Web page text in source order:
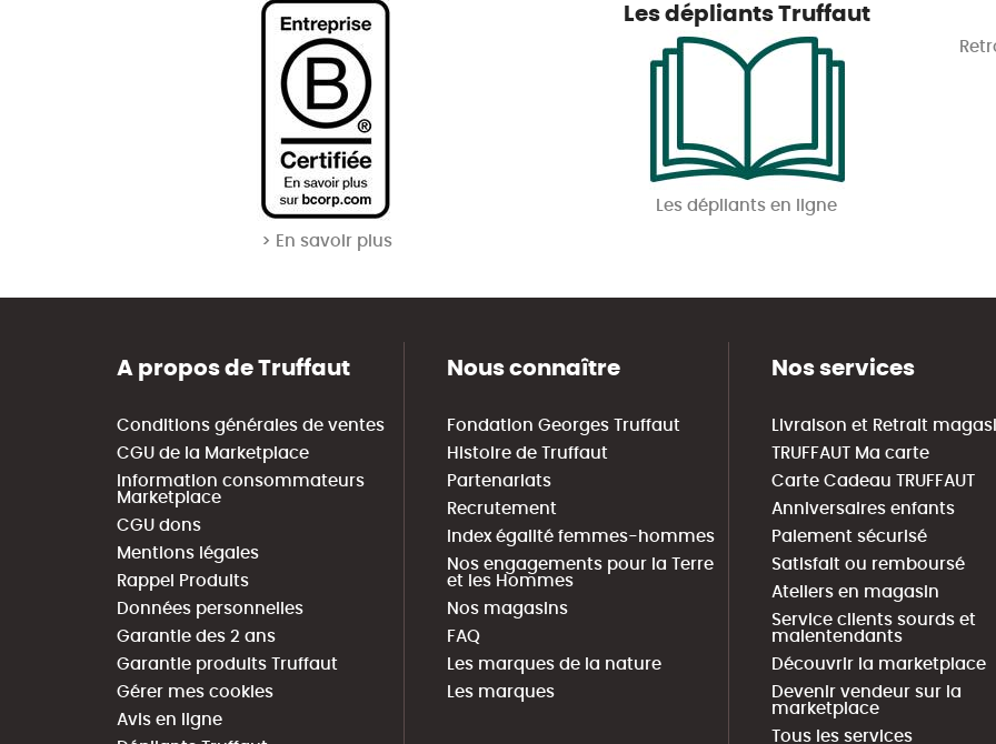
> En savoir plus
Les dépliants Truffaut
Les dépliants en ligne
A propos de Truffaut
Conditions générales de ventes
CGU de la Marketplace
Information consommateurs
Marketplace
CGU dons
Mentions légales
Rappel Produits
Données personnelles
Garantie des 2 ans
Garantie produits Truffaut
Gérer mes cookies
Avis en ligne
Nous connaître
Fondation Georges Truffaut
Histoire de Truffaut
Partenariats
Recrutement
Index égalité femmes-hommes
Nos engagements pour la Terre
et les Hommes
Nos magasins
FAQ
Les marques de la nature
Les marques
Nos services
Livraison et Retrait
TRUFFAUT Ma carte
Carte Cadeau TRUFFAUT
Anniversaires enfants
Paiement sécurisé
Satisfait ou remboursé
Ateliers en magasin
Service clients sourds et
malentendants
Découvrir la marketplace
Devenir vendeur sur la
marketplace
Tous les services